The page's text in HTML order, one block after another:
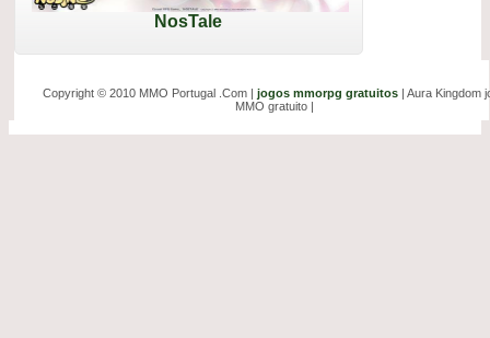
NosTale
Copyright © 2010 MMO Portugal .Com | jogos mmorpg gratuitos | Aura Kingdom
MMO gratuito |